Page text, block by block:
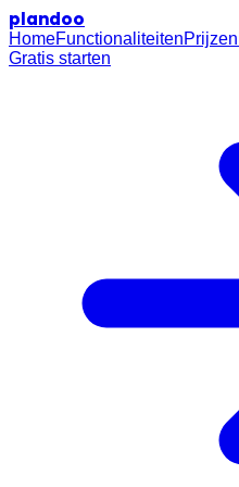
plandoo
HomeFunctionaliteitenPrijzen
Gratis starten